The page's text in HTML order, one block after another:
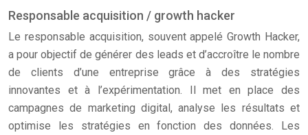
Responsable acquisition / growth hacker
Le responsable acquisition, souvent appelé Growth Hacker,
a pour objectif de générer des leads et d’accroître le nombre
de clients d’une entreprise grâce à des stratégies
innovantes et à l’expérimentation. Il met en place des
campagnes de marketing digital, analyse les résultats et
optimise les stratégies en fonction des données. Les